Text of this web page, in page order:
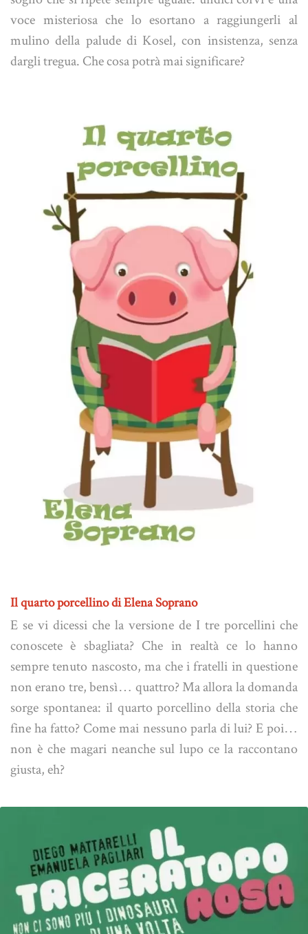
voce misteriosa che lo esortano a raggiungerli al
mulino della palude di Kosel, con insistenza, senza
dargli tregua. Che cosa potrà mai significare?
Il quarto porcellino di Elena Soprano
E se vi dicessi che la versione de I tre porcellini che
conoscete è sbagliata? Che in realtà ce lo hanno
sempre tenuto nascosto, ma che i fratelli in questione
non erano tre, bensì… quattro? Ma allora la domanda
sorge spontanea: il quarto porcellino della storia che
fine ha fatto? Come mai nessuno parla di lui? E poi…
non è che magari neanche sul lupo ce la raccontano
giusta, eh?